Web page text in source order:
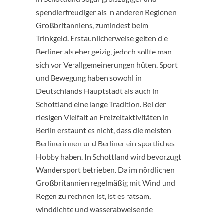
spendierfreudiger als in anderen Regionen
Großbritanniens, zumindest beim
Trinkgeld. Erstaunlicherweise gelten die
Berliner als eher geizig, jedoch sollte man
sich vor Verallgemeinerungen hüten. Sport
und Bewegung haben sowohl in
Deutschlands Hauptstadt als auch in
Schottland eine lange Tradition. Bei der
riesigen Vielfalt an Freizeitaktivitäten in
Berlin erstaunt es nicht, dass die meisten
Berlinerinnen und Berliner ein sportliches
Hobby haben. In Schottland wird bevorzugt
Wandersport betrieben. Da im nördlichen
Großbritannien regelmäßig mit Wind und
Regen zu rechnen ist, ist es ratsam,
winddichte und wasserabweisende